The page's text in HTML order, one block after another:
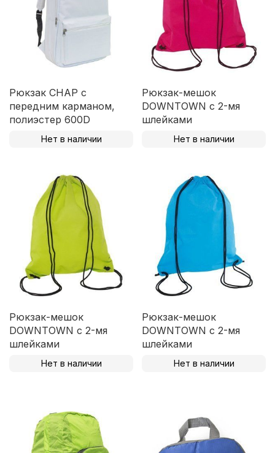
Рюкзак CHAP с
передним карманом,
полиэстер 600D
Нет в наличии
Рюкзак-мешок
DOWNTOWN с 2-мя
шлейками
Нет в наличии
Рюкзак-мешок
DOWNTOWN с 2-мя
шлейками
Нет в наличии
Рюкзак-мешок
DOWNTOWN с 2-мя
шлейками
Нет в наличии